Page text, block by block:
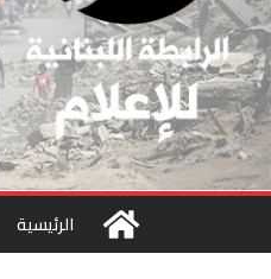
الرئيسية